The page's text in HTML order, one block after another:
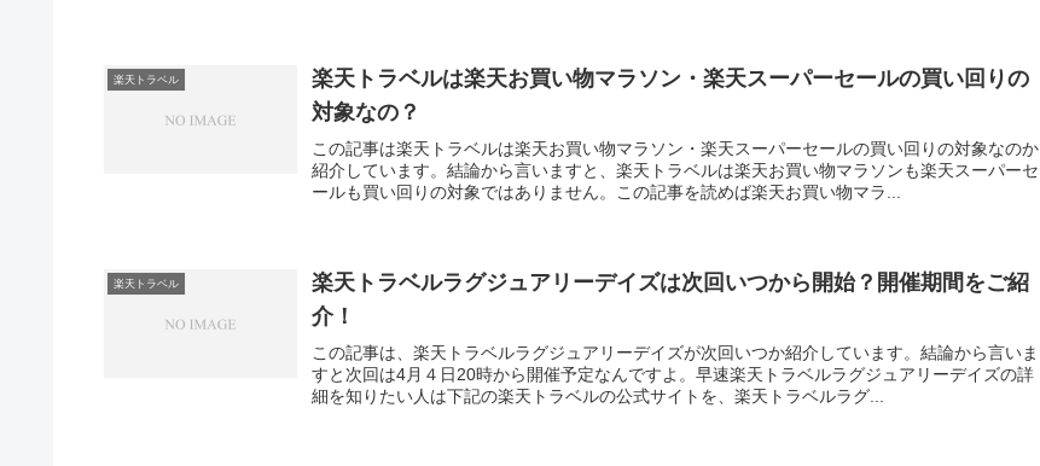
楽天トラベル
楽天トラベルは楽天お買い物マラソン・楽天スーパーセールの買い回りの
対象なの？
この記事は楽天トラベルは楽天お買い物マラソン・楽天スーパーセールの買い回りの対象なのか
紹介しています。結論から言いますと、楽天トラベルは楽天お買い物マラソンも楽天スーパーセ
ールも買い回りの対象ではありません。この記事を読めば楽天お買い物マラ...
楽天トラベル
楽天トラベルラグジュアリーデイズは次回いつから開始？開催期間をご紹
介！
この記事は、楽天トラベルラグジュアリーデイズが次回いつか紹介しています。結論から言いま
すと次回は4月４日20時から開催予定なんですよ。早速楽天トラベルラグジュアリーデイズの詳
細を知りたい人は下記の楽天トラベルの公式サイトを、楽天トラベルラグ...